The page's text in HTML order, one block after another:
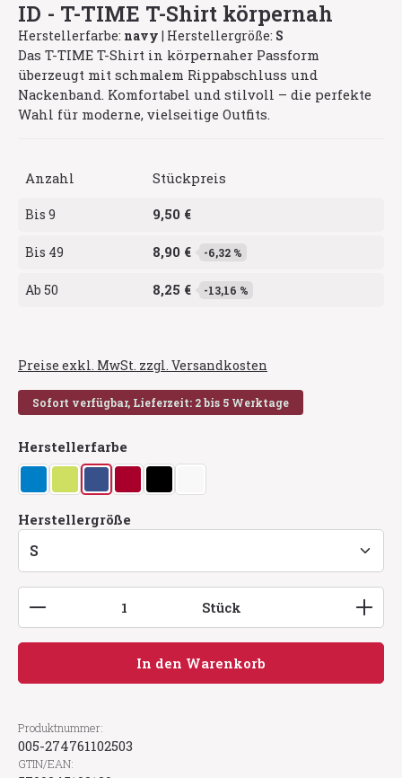
ID - T-TIME T-Shirt körpernah
Herstellerfarbe: navy | Herstellergröße: S
Das T-TIME T-Shirt in körpernaher Passform
überzeugt mit schmalem Rippabschluss und
Nackenband. Komfortabel und stilvoll – die perfekte
Wahl für moderne, vielseitige Outfits.
Anzahl Stückpreis
Bis 9 9,50 €
Bis 49 8,90 € -6,32 %
Ab 50 8,25 € -13,16 %
Preise exkl. MwSt. zzgl. Versandkosten
Sofort verfügbar, Lieferzeit: 2 bis 5 Werktage
Herstellerfarbe
azur limenavyrot schwarzweiß
Herstellergröße
Produkt Anzahl: Gib den gewünschten Wert
Stück
In den Warenkorb
Produktnummer:
005-274761102503
GTIN/EAN: